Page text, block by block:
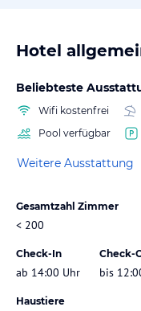
Hotel
Beliebteste
Wifi kostenfrei
Pool verfügbar
Weitere Ausstattung
Gesamtzahl Zimmer
< 200
Check-In
ab 14:00 Uhr
Check-
bis
Haustiere